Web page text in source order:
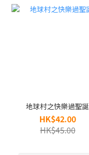
地球村之快樂過聖誕
HK$42.00
HK$45.00